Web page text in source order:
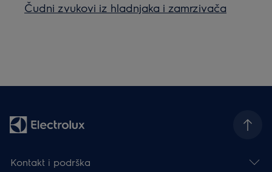
Čudni zvukovi iz hladnjaka i zamrzivača
Kontakt i podrška